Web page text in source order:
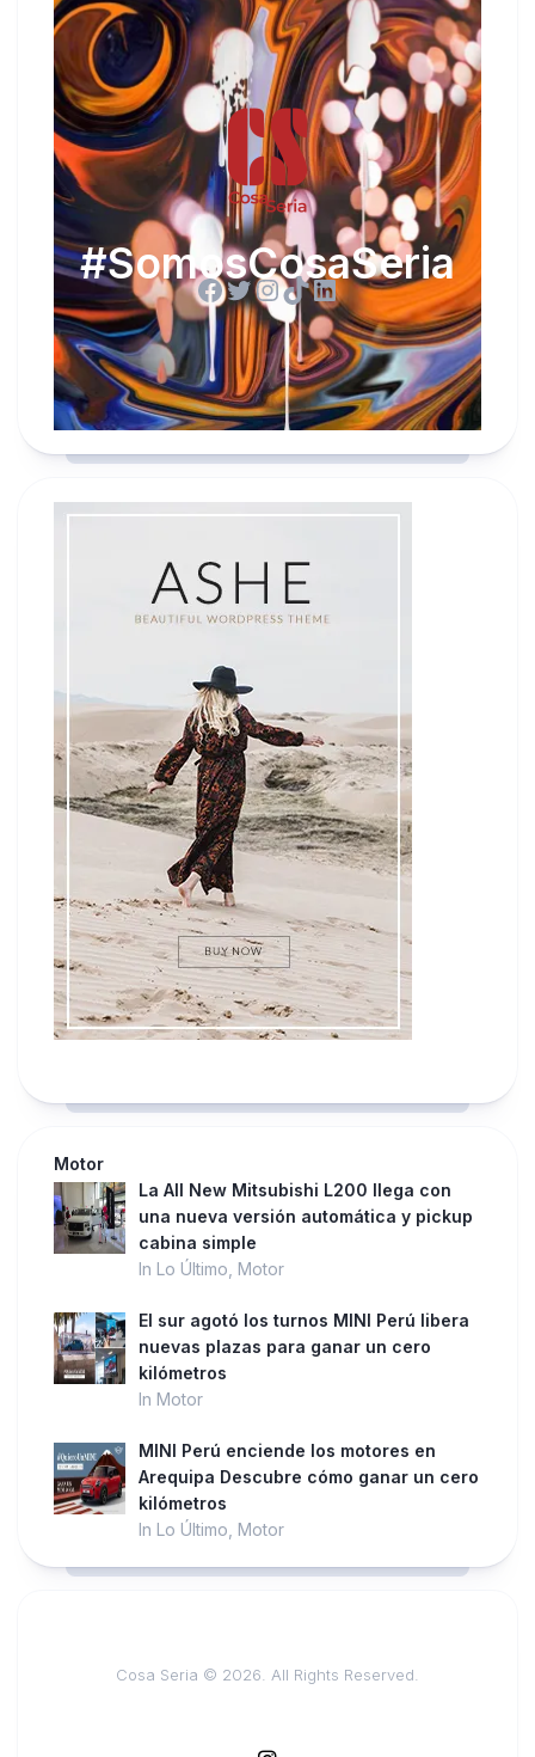
#SomosCosaSeria
Facebook
Twitter
Instagram
TikTok
LinkedIn
Motor
La All New Mitsubishi L200 llega con
una nueva versión automática y pickup
cabina simple
In Lo Último, Motor
El sur agotó los turnos MINI Perú libera
nuevas plazas para ganar un cero
kilómetros
In Motor
MINI Perú enciende los motores en
Arequipa Descubre cómo ganar un cero
kilómetros
In Lo Último, Motor
Cosa Seria © 2026. All Rights Reserved.